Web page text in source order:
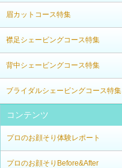
眉カットコース特集
襟足シェービングコース特集
背中シェービングコース特集
ブライダルシェービングコース特集
コンテンツ
プロのお顔そり体験レポート
プロのお顔そりBefore&After